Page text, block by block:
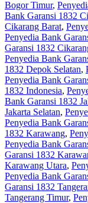
Bogor Timur,
Bank Garansi 1832
Cikarang Barat,
Penyedia Bank
Garansi 1832
Penyedia Bank
1832 Depok Selatan,
Penyedia Bank
1832 Indonesia,
Bank Garansi 1832
Jakarta Selatan,
Penyedia Bank
1832 Karawang,
Penyedia Bank
Garansi 1832
Karawang Utara,
Penyedia Bank
Garansi 1832
Tangerang Timur,